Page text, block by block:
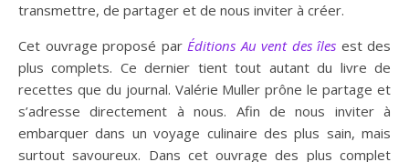
transmettre, de partager et de nous inviter à créer.
Cet ouvrage proposé par Éditions Au vent des îles est des
plus complets. Ce dernier tient tout autant du livre de
recettes que du journal. Valérie Muller prône le partage et
s’adresse directement à nous. Afin de nous inviter à
embarquer dans un voyage culinaire des plus sain, mais
surtout savoureux. Dans cet ouvrage des plus complet